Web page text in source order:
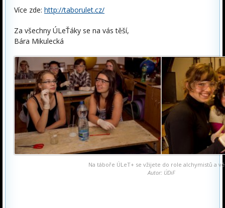
Více zde: http://taborulet.cz/
Za všechny ÚLeŤáky se na vás těší,
Bára Mikulecká
Na táboře ÚLeT+ se vžijete do role alchymistů a
Autor: ÚDiF